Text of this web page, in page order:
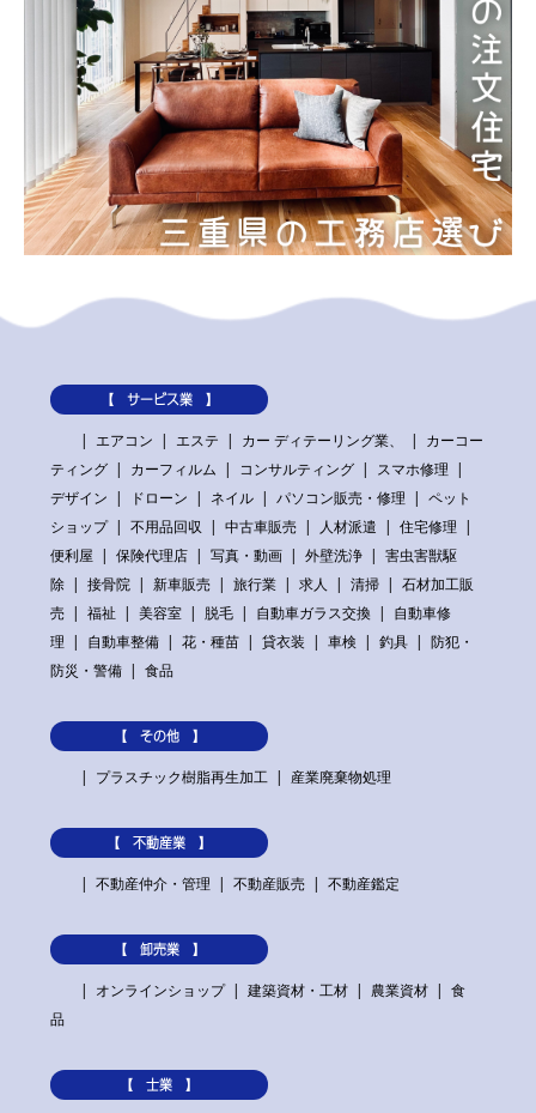
【 サービス業 】
エアコン
エステ カー ディテーリング業、
カーコー
ティング
カーフィルム コンサルティング
スマホ修理
デザイン
ドローン ネイル パソコン販売・修理
ペット
ショップ
不用品回収 中古車販売 人材派遣
住宅修理
便利屋
保険代理店 写真・動画 外壁洗浄
害虫害獣駆
除
接骨院 新車販売 旅行業 求人 清掃
石材加工販
売
福祉 美容室 脱毛 自動車ガラス交換
自動車修
理
自動車整備 花・種苗 貸衣装 車検 釣具
防犯・
防災・警備
食品
【 その他 】
プラスチック樹脂再生加工
産業廃棄物処理
【 不動産業 】
不動産仲介・管理
不動産販売 不動産鑑定
【 卸売業 】
オンラインショップ
建築資材・工材 農業資材
食
品
【 士業 】